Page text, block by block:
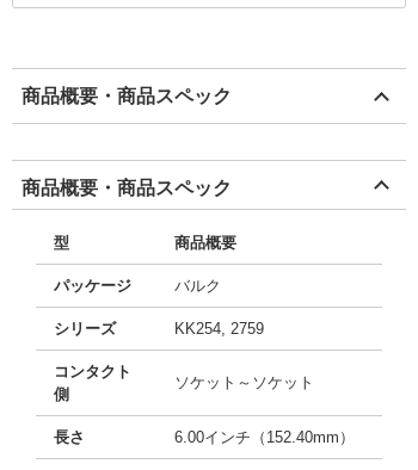
商品概要・商品スペック
商品概要・商品スペック
型 商品概要
パッケージ バルク
シリーズ KK254, 2759
コンタクト
側
ソケット～ソケット
長さ 6.00インチ（152.40mm）